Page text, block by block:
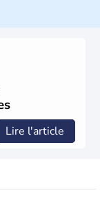
Lire l'article